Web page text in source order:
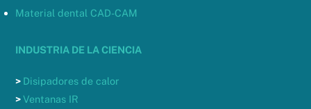
Material dental CAD-CAM
INDUSTRIA DE LA CIENCIA
> Disipadores de calor
>Ventanas IR